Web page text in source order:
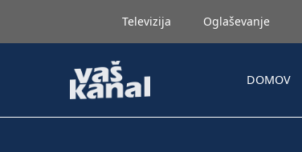
Televizija Oglaševanje
DOMOV